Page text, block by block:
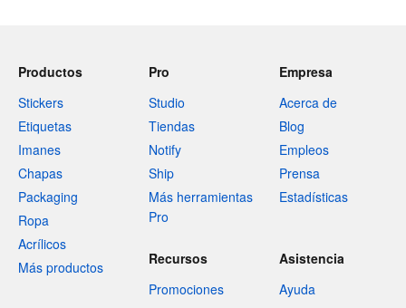
Productos
Stickers
Etiquetas
Imanes
Chapas
Packaging
Ropa
Acrílicos
Más productos
Pro
Studio
Tiendas
Notify
Ship
Más herramientas
Pro
Empresa
Acerca de
Blog
Empleos
Prensa
Estadísticas
Recursos
Promociones
Asistencia
Ayuda